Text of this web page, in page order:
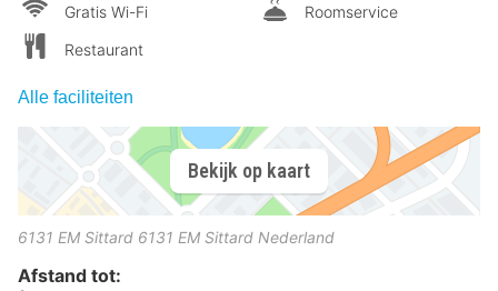
Gratis Wi-Fi
Restaurant
Roomservice
Alle faciliteiten
Bekijk op kaart
6131 EM Sittard 6131 EM Sittard Nederland
Afstand tot: